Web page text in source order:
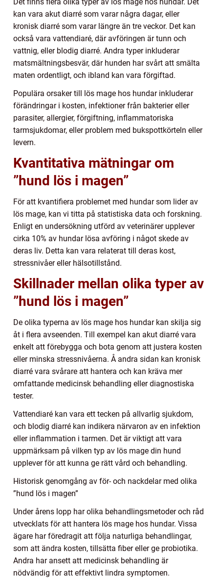
kan vara akut diarré som varar några dagar, eller
kronisk diarré som varar längre än tre veckor. Det kan
också vara vattendiaré, där avföringen är tunn och
vattnig, eller blodig diarré. Andra typer inkluderar
matsmältningsbesvär, där hunden har svårt att smälta
maten ordentligt, och ibland kan vara förgiftad.
Populära orsaker till lös mage hos hundar inkluderar
förändringar i kosten, infektioner från bakterier eller
parasiter, allergier, förgiftning, inflammatoriska
tarmsjukdomar, eller problem med bukspottkörteln eller
levern.
Kvantitativa mätningar om
”hund lös i magen”
För att kvantifiera problemet med hundar som lider av
lös mage, kan vi titta på statistiska data och forskning.
Enligt en undersökning utförd av veterinärer upplever
cirka 10% av hundar lösa avföring i något skede av
deras liv. Detta kan vara relaterat till deras kost,
stressnivåer eller hälsotillstånd.
Skillnader mellan olika typer av
”hund lös i magen”
De olika typerna av lös mage hos hundar kan skilja sig
åt i flera avseenden. Till exempel kan akut diarré vara
enkelt att förebygga och bota genom att justera kosten
eller minska stressnivåerna. Å andra sidan kan kronisk
diarré vara svårare att hantera och kan kräva mer
omfattande medicinsk behandling eller diagnostiska
tester.
Vattendiaré kan vara ett tecken på allvarlig sjukdom,
och blodig diarré kan indikera närvaron av en infektion
eller inflammation i tarmen. Det är viktigt att vara
uppmärksam på vilken typ av lös mage din hund
upplever för att kunna ge rätt vård och behandling.
Historisk genomgång av för- och nackdelar med olika
”hund lös i magen”
Under årens lopp har olika behandlingsmetoder och råd
utvecklats för att hantera lös mage hos hundar. Vissa
ägare har föredragit att följa naturliga behandlingar,
som att ändra kosten, tillsätta fiber eller ge probiotika.
Andra har ansett att medicinsk behandling är
nödvändig för att effektivt lindra symptomen.